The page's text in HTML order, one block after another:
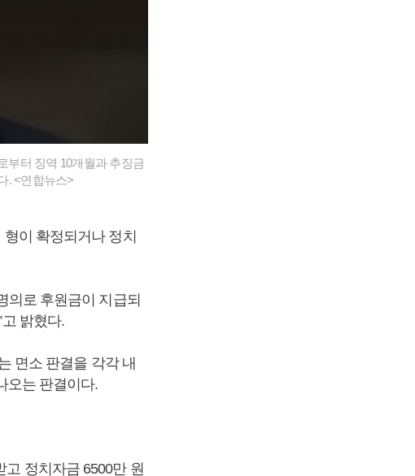
부터 징역 10개월과 추징금
. <연합뉴스>
이 확정되거나 정치
의로 후원금이 지급되
밝혔다.
면소 판결을 각각 내
오는 판결이다.
고 정치자금 6500만 원